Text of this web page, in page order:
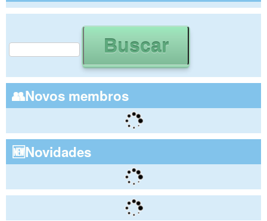
Formulário de busca
👥Novos membros
🆕Novidades